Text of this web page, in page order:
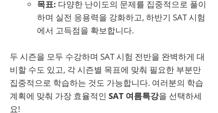
목표: 다양한 난이도의 문제를 집중적으로 풀이
하며 실전 응용력을 강화하고, 하반기 SAT 시험
에서 고득점을 확보합니다.
두 시즌을 모두 수강하며 SAT 시험 전반을 완벽하게 대
비할 수도 있고, 각 시즌별 목표에 맞춰 필요한 부분만
집중적으로 학습하는 것도 가능합니다. 여러분의 학습
계획에 맞춰 가장 효율적인 SAT 여름특강을 선택하세
요!